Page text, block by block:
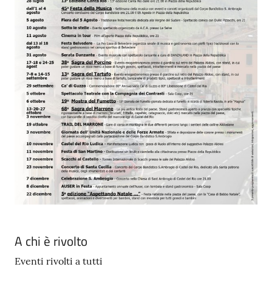
A chi è rivolto
Eventi rivolti a tutti